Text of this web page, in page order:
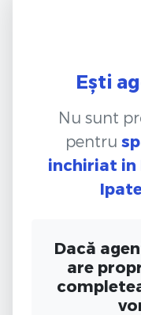
Ești
Nu sunt
pentru
inchiriat in
Dacă
are